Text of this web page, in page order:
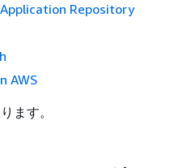
Repository
AWS
ます。